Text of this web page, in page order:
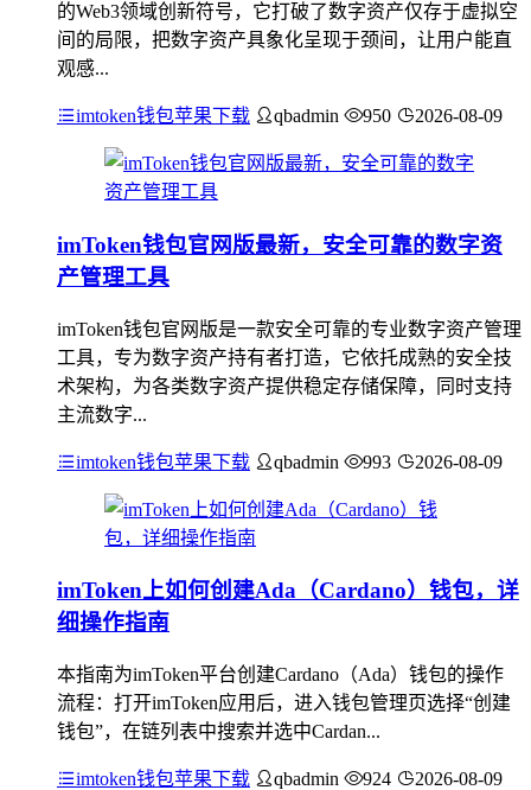
的Web3领域创新符号，它打破了数字资产仅存于虚拟空
间的局限，把数字资产具象化呈现于颈间，让用户能直
观感...
imtoken钱包苹果下载 qbadmin 950 2026-08-09
imToken钱包官网版最新，安全可靠的数字资
产管理工具
imToken钱包官网版是一款安全可靠的专业数字资产管理
工具，专为数字资产持有者打造，它依托成熟的安全技
术架构，为各类数字资产提供稳定存储保障，同时支持
主流数字...
imtoken钱包苹果下载 qbadmin 993 2026-08-09
imToken上如何创建Ada（Cardano）钱包，详
细操作指南
本指南为imToken平台创建Cardano（Ada）钱包的操作
流程：打开imToken应用后，进入钱包管理页选择“创建
钱包”，在链列表中搜索并选中Cardan...
imtoken钱包苹果下载 qbadmin 924 2026-08-09